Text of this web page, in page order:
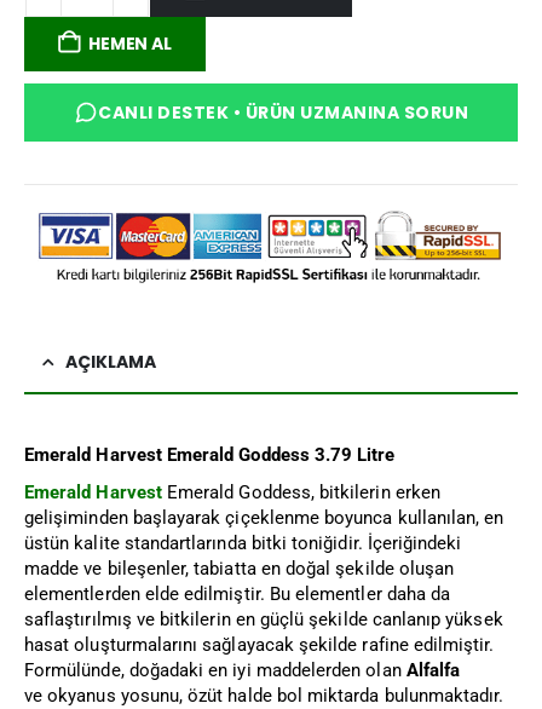
HEMEN AL
CANLI DESTEK • ÜRÜN UZMANINA SORUN
AÇIKLAMA
Emerald Harvest Emerald Goddess 3.79 Litre
Emerald HarvestEmerald Goddess, bitkilerin erken
gelişiminden başlayarak çiçeklenme boyunca kullanılan, en
üstün kalite standartlarında bitki toniğidir. İçeriğindeki
madde ve bileşenler, tabiatta en doğal şekilde oluşan
elementlerden elde edilmiştir. Bu elementler daha da
saflaştırılmış ve bitkilerin en güçlü şekilde canlanıp yüksek
hasat oluşturmalarını sağlayacak şekilde rafine edilmiştir.
Formülünde, doğadaki en iyi maddelerden olan Alfalfa
ve okyanus yosunu, özüt halde bol miktarda bulunmaktadır.